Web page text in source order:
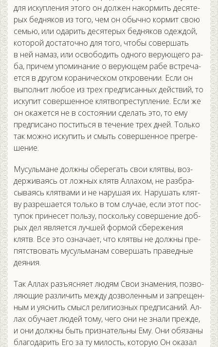
для ис­купле­ния это­го он дол­жен на­кор­мить де­сяте­
рых бед­ня­ков из то­го, чем он обыч­но кор­мит свою
семью, или ода­рить де­сяте­рых бед­ня­ков одеж­дой,
ко­торой дос­та­точ­но для то­го, что­бы со­вер­шать
в ней на­маз, или ос­во­бодить од­но­го ве­ру­юще­го ра­
ба, при­чем упо­мина­ние о ве­ру­ющем ра­бе встре­ча­
ет­ся в дру­гом ко­рани­чес­ком от­кро­вении. Ес­ли он
вы­пол­нит лю­бое из трех пред­пи­сан­ных дей­ствий, то
ис­ку­пит со­вер­шенное клят­вопрес­тупле­ние. Ес­ли же
он ока­жет­ся не в сос­то­янии сде­лать это, то ему
пред­пи­сано пос­тить­ся в те­чение трех дней. Толь­ко
так мож­но ис­ку­пить и смыть со­вер­шенное прег­ре­
шение.
Му­суль­ма­не дол­жны обе­регать свои клят­вы, воз­
держи­ва­ясь от лож­ных клятв Ал­ла­хом, не раз­бра­
сыва­ясь клят­ва­ми и не на­рушая их. На­рушать клят­
ву раз­ре­ша­ет­ся толь­ко в том слу­чае, ес­ли этот пос­
ту­пок при­несет поль­зу, пос­коль­ку со­вер­ше­ние доб­
рых дел яв­ля­ет­ся луч­шей фор­мой сбе­реже­ния
клятв. Все это оз­на­ча­ет, что клят­вы не дол­жны пре­
пятс­тво­вать му­суль­ма­нам со­вер­шать пра­вед­ные
де­яния.
Так Ал­лах разъ­яс­ня­ет лю­дям Свои зна­мения, поз­во­
ля­ющие раз­ли­чить меж­ду доз­во­лен­ным и зап­ре­щен­
ным и у­яс­нить смысл ре­лиги­оз­ных пред­пи­саний. Ал­
лах обу­ча­ет лю­дей то­му, че­го они не зна­ли преж­де,
и они дол­жны быть приз­на­тель­ны Ему. Они обя­заны
бла­года­рить Его за ту ми­лость, ко­торую Он ока­зал